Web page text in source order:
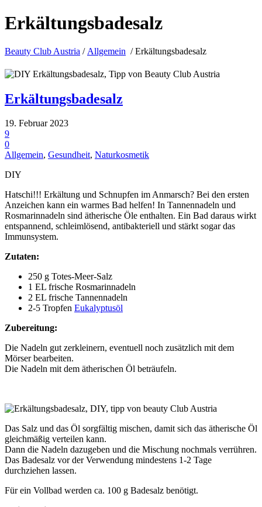
Erkältungsbadesalz
Beauty Club Austria / Allgemein /Erkältungsbadesalz
Erkältungsbadesalz
19. Februar 2023
9
0
Allgemein, Gesundheit, Naturkosmetik
DIY
Hatschi!!! Erkältung und Schnupfen im Anmarsch? Bei den ersten
Anzeichen kann ein warmes Bad helfen! In Tannennadeln und
Rosmarinnadeln sind ätherische Öle enthalten. Ein Bad daraus wirkt
entspannend, schleimlösend, antibakteriell und stärkt sogar das
Immunsystem.
Zutaten:
250 g Totes-Meer-Salz
1 EL frische Rosmarinnadeln
2 EL frische Tannennadeln
2-5 Tropfen Eukalyptusöl
Zubereitung:
Die Nadeln gut zerkleinern, eventuell noch zusätzlich mit dem
Mörser bearbeiten.
Die Nadeln mit dem ätherischen Öl beträufeln.
Das Salz und das Öl sorgfältig mischen, damit sich das ätherische Öl
gleichmäßig verteilen kann.
Dann die Nadeln dazugeben und die Mischung nochmals verrühren.
Das Badesalz vor der Verwendung mindestens 1-2 Tage
durchziehen lassen.
Für ein Vollbad werden ca. 100 g Badesalz benötigt.